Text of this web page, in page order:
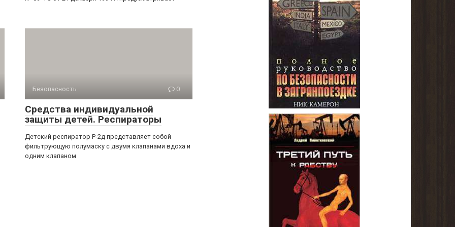
Безопасность 0
Средства индивидуальной
защиты детей. Респираторы
Детский респиратор Р-2д представляет собой
фильтрующую полумаску с двумя кла­панами вдоха и
одним клапаном